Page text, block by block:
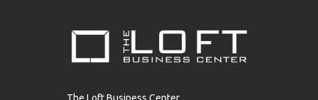
The Loft Business Center